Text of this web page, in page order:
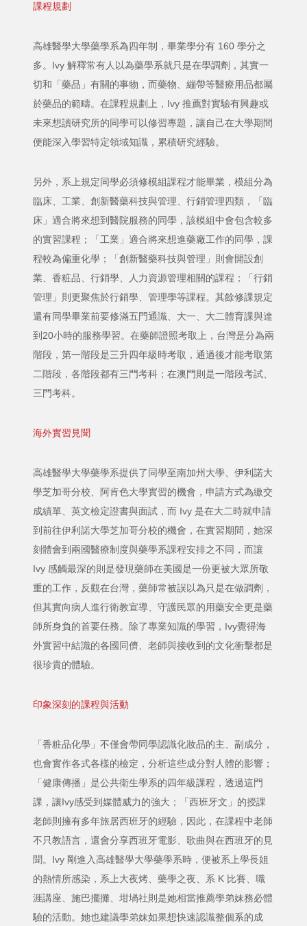
課程規劃
高雄醫學大學藥學系為四年制，畢業學分有 160 學分之
多。Ivy 解釋常有人以為藥學系就只是在學調劑，其實一
切和「藥品」有關的事物，而藥物、繃帶等醫療用品都屬
於藥品的範疇。在課程規劃上，Ivy 推薦對實驗有興趣或
未來想讀研究所的同學可以修習專題，讓自己在大學期間
便能深入學習特定領域知識，累積研究經驗。
另外，系上規定同學必須修模組課程才能畢業，模組分為
臨床、工業、創新醫藥科技與管理、行銷管理四類，「臨
床」適合將來想到醫院服務的同學，該模組中會包含較多
的實習課程；「工業」適合將來想進藥廠工作的同學，課
程較為偏重化學；「創新醫藥科技與管理」則會開設創
業、香粧品、行銷學、人力資源管理相關的課程；「行銷
管理」則更聚焦於行銷學、管理學等課程。其餘修課規定
還有同學畢業前要修滿五門通識、大一、大二體育課與達
到20小時的服務學習。在藥師證照考取上，台灣是分為兩
階段，第一階段是三升四年級時考取，通過後才能考取第
二階段，各階段都有三門考科；在澳門則是一階段考試、
三門考科。
海外實習見聞
高雄醫學大學藥學系提供了同學至南加州大學、伊利諾大
學芝加哥分校、阿肯色大學實習的機會，申請方式為繳交
成績單、英文檢定證書與面試，而 Ivy 是在大二時就申請
到前往伊利諾大學芝加哥分校的機會，在實習期間，她深
刻體會到兩國醫療制度與藥學系課程安排之不同，而讓
Ivy 感觸最深的則是發現藥師在美國是一份更被大眾所敬
重的工作，反觀在台灣，藥師常被誤以為只是在做調劑，
但其實向病人進行衛教宣導、守護民眾的用藥安全更是藥
師所身負的首要任務。除了專業知識的學習，Ivy覺得海
外實習中結識的各國同儕、老師與接收到的文化衝擊都是
很珍貴的體驗。
印象深刻的課程與活動
「香粧品化學」不僅會帶同學認識化妝品的主、副成分，
也會實作各式各樣的檢定，分析這些成分對人體的影響；
「健康傳播」是公共衛生學系的四年級課程，透過這門
課，讓Ivy感受到媒體威力的強大；「西班牙文」的授課
老師則擁有多年旅居西班牙的經驗，因此，在課程中老師
不只教語言，還會分享西班牙電影、歌曲與在西班牙的見
聞。Ivy 剛進入高雄醫學大學藥學系時，便被系上學長姐
的熱情所感染，系上大夜烤、藥學之夜、系 K 比賽、職
涯講座、施巴擺攤、坩堝社則是她相當推薦學弟妹務必體
驗的活動。她也建議學弟妹如果想快速認識整個系的成